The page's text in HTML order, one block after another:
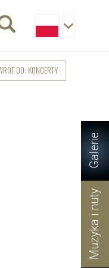
Galerie
Muzyka i nuty
DO: KONCERTY